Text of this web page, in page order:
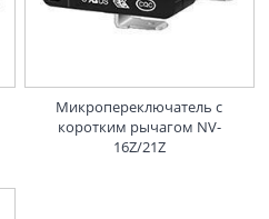
Микропереключатель с
коротким рычагом NV-
16Z/21Z